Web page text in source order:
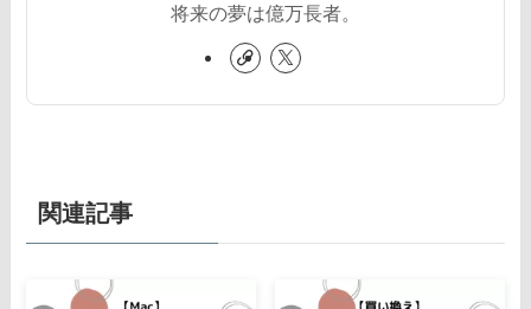
将来の夢は億万長者。
関連記事